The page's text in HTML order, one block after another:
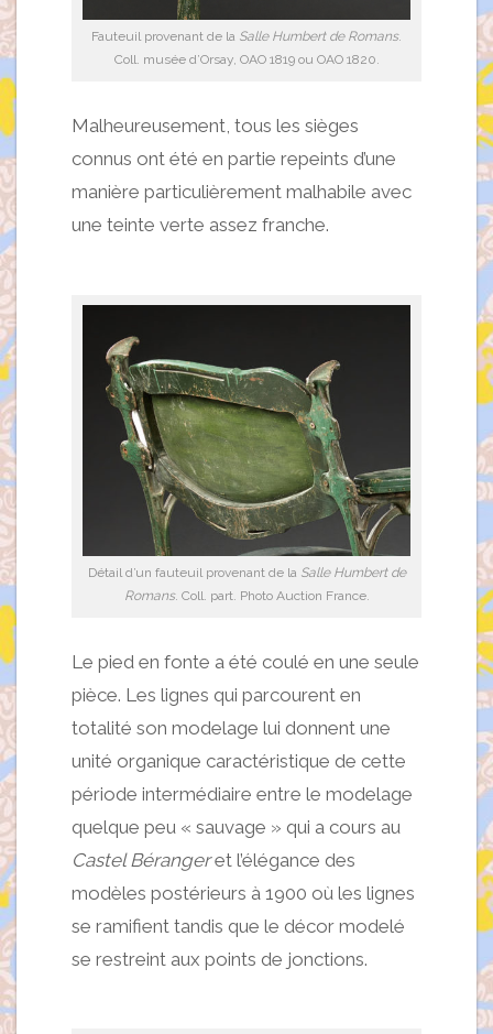
Fauteuil provenant de la Salle Humbert de Romans.
Coll. musée d’Orsay, OAO 1819 ou OAO 1820.
Malheureusement, tous les sièges
connus ont été en partie repeints d’une
manière particulièrement malhabile avec
une teinte verte assez franche.
Détail d’un fauteuil provenant de la Salle Humbert de
Romans. Coll. part. Photo Auction France.
Le pied en fonte a été coulé en une seule
pièce. Les lignes qui parcourent en
totalité son modelage lui donnent une
unité organique caractéristique de cette
période intermédiaire entre le modelage
quelque peu « sauvage » qui a cours au
Castel Bérangeret l’élégance des
modèles postérieurs à 1900 où les lignes
se ramifient tandis que le décor modelé
se restreint aux points de jonctions.